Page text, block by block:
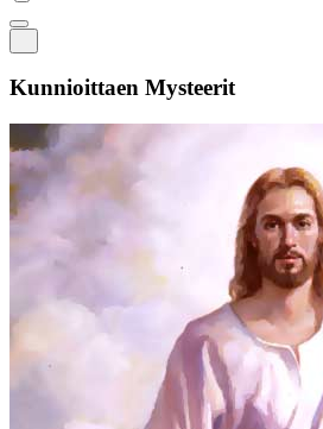
Kunnioittaen Mysteerit